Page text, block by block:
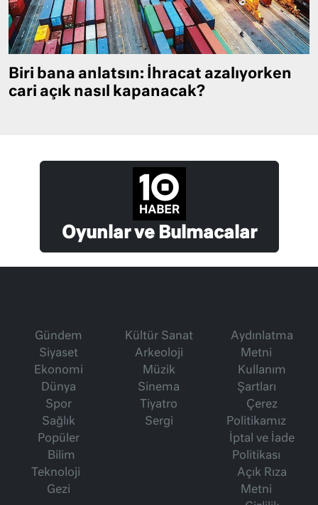
Biri bana anlatsın: İhracat azalıyorken
cari açık nasıl kapanacak?
Oyunlar ve Bulmacalar
Gündem
Siyaset
Ekonomi
Dünya
Spor
Sağlık
Popüler
Bilim
Teknoloji
Gezi
Kültür Sanat
Arkeoloji
Müzik
Sinema
Tiyatro
Sergi
Aydınlatma
Metni
Kullanım
Şartları
Çerez
Politikamız
İptal ve İade
Politikası
Açık Rıza
Metni